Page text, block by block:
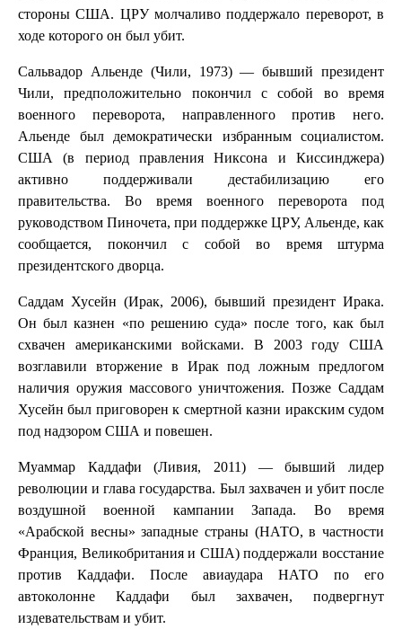
стороны США. ЦРУ молчаливо поддержало переворот, в
ходе которого он был убит.
Сальвадор Альенде (Чили, 1973) — бывший президент
Чили, предположительно покончил с собой во время
военного переворота, направленного против него.
Альенде был демократически избранным социалистом.
США (в период правления Никсона и Киссинджера)
активно поддерживали дестабилизацию его
правительства. Во время военного переворота под
руководством Пиночета, при поддержке ЦРУ, Альенде, как
сообщается, покончил с собой во время штурма
президентского дворца.
Саддам Хусейн (Ирак, 2006), бывший президент Ирака.
Он был казнен «по решению суда» после того, как был
схвачен американскими войсками. В 2003 году США
возглавили вторжение в Ирак под ложным предлогом
наличия оружия массового уничтожения. Позже Саддам
Хусейн был приговорен к смертной казни иракским судом
под надзором США и повешен.
Муаммар Каддафи (Ливия, 2011) — бывший лидер
революции и глава государства. Был захвачен и убит после
воздушной военной кампании Запада. Во время
«Арабской весны» западные страны (НАТО, в частности
Франция, Великобритания и США) поддержали восстание
против Каддафи. После авиаудара НАТО по его
автоколонне Каддафи был захвачен, подвергнут
издевательствам и убит.